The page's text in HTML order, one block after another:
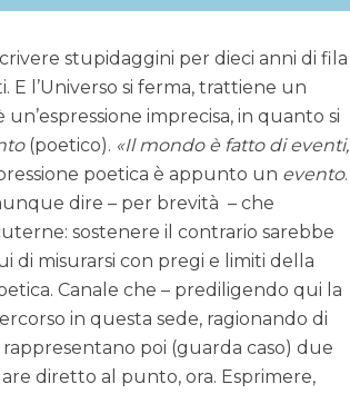
stupidaggini per dieci anni di fila
E l’Universo si ferma, trattiene un
un’espressione imprecisa, in quanto si
(poetico).
Il mondo è fatto di eventi,
poetica è appunto un evento.
dire – per brevità – che
sostenere il contrario sarebbe
di misurarsi con pregi e limiti della
Canale che – prediligendo qui la
in questa sede, ragionando di
rappresentano poi (guarda caso) due
diretto al punto, ora. Esprimere,